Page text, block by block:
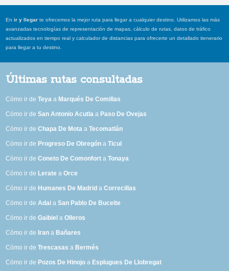
Enir y llegar te ofrecemos la mejor ruta para llegar a cualquier destino. Utilizamos las más
avanzadas tecnologías de representación de mapas, cálculo de rutas, datos de tráfico
actualizados en tiempo real y calculador de distancias para ofrecerte un detallado itenerario
para llegar a tu destino.
Últimas rutas consultadas
Cómo ir deTeya a Marqués De Comillas
Cómo ir deSan Antonio Acutla a Paso De Ovejas
Cómo ir deChapa De Mota aTecomatlán
Cómo ir de Progreso De Obregón aTicul
Cómo ir deConeto De Comonfort aTonaya
Cómo ir de Lerate aOrce
Cómo ir de Humanes De Madrid aCorrecillas
Cómo ir deAdai aSan Pablo De Buceite
Cómo ir deGaibiel aOlleros
Cómo ir de Iran a Bañares
Cómo ir deTrescasas a Bermés
Cómo ir de Pozos De Hinojo a Esplugues De Llobregat